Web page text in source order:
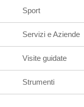
Sport
Servizi e Aziende
Visite guidate
Strumenti